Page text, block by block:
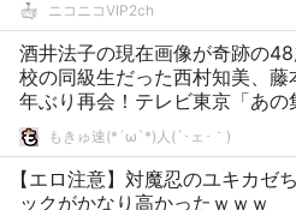
ニコニコVIP2ch
酒井法子の現在画像が奇跡の
校の同級生だった西村知美、藤
年ぶり再会！テレビ東京「あの
もう一度」キャプ80枚まとめ！
もきゅ速(*´ω`*)人(´･ェ･｀)
【エロ注意】対魔忍のユキカゼ
ックがかなり高かったｗｗｗ